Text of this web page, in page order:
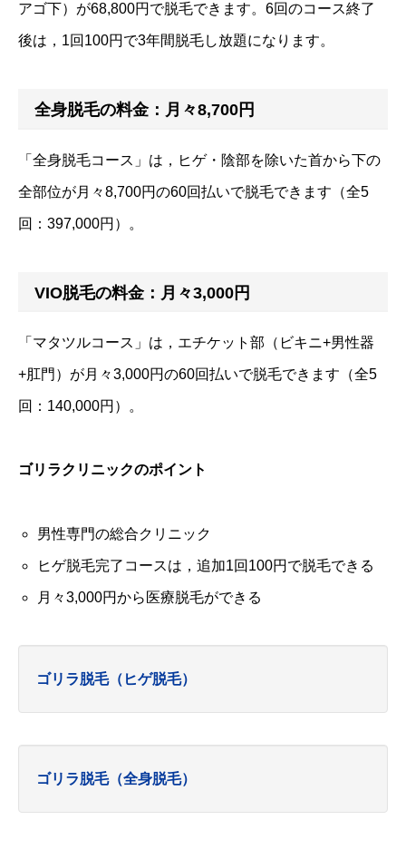
アゴ下）が68,800円で脱毛できます。6回のコース終了
後は，1回100円で3年間脱毛し放題になります。
全身脱毛の料金：月々8,700円
「全身脱毛コース」は，ヒゲ・陰部を除いた首から下の
全部位が月々8,700円の60回払いで脱毛できます（全5
回：397,000円）。
VIO脱毛の料金：月々3,000円
「マタツルコース」は，エチケット部（ビキニ+男性器
+肛門）が月々3,000円の60回払いで脱毛できます（全5
回：140,000円）。
ゴリラクリニックのポイント
男性専門の総合クリニック
ヒゲ脱毛完了コースは，追加1回100円で脱毛できる
月々3,000円から医療脱毛ができる
ゴリラ脱毛（ヒゲ脱毛）
ゴリラ脱毛（全身脱毛）